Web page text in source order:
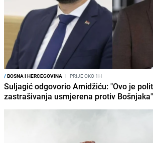
/BOSNA I HERCEGOVINA I PRIJE OKO 1H
Suljagić odgovorio Amidžiću: "Ovo je
zastrašivanja usmjerena protiv Bošnjaka"